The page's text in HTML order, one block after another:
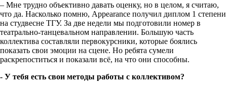
– Мне трудно объективно давать оценку, но в целом, я считаю,
что да. Насколько помню, Appearance получил диплом 1 степени
на студвесне ТГУ. За две недели мы подготовили номер в
театрально-танцевальном направлении. Большую часть
коллектива составляли первокурсники, которые боялись
показать свои эмоции на сцене. Но ребята сумели
раскрепоститься и показали всё, на что они способны.
- У тебя есть свои методы работы с коллективом?